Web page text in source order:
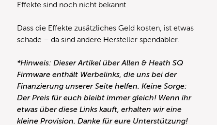
Effekte sind noch nicht bekannt.
Dass die Effekte zusätzliches Geld kosten, ist etwas
schade – da sind andere Hersteller spendabler.
*Hinweis: Dieser Artikel über Allen & Heath SQ
Firmware enthält Werbelinks, die uns bei der
Finanzierung unserer Seite helfen. Keine Sorge:
Der Preis für euch bleibt immer gleich! Wenn ihr
etwas über diese Links kauft, erhalten wir eine
kleine Provision. Danke für eure Unterstützung!